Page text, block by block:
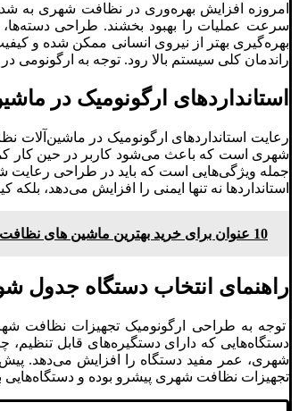
امروزه افزایش بهره‌وری در نظافت شهری به
سرعت عملیات را بهبود بخشند. طراحی
بهره‌گیری بهتر از نیروی انسانی ممکن شده و
راندمان کلی سیستم بالا رود. توجه به
استانداردهای ارگونومیک در
رعایت استانداردهای ارگونومیک در
شهری است که باعث می‌شود کاربر در حین کار
جمله ویژگی‌هایی است که باید در طراحی رعایت
استانداردها نه تنها ایمنی را افزایش می‌دهد،
10 عنوان برای خرید بهترین ماشین های نظافت شهری شهرداری و سازمان ها!
راهنمای انتخاب دستگاه جدول
توجه به طراحی ارگونومیک تجهیزات نظافت
دستگاه‌هایی که دارای دستگیره‌های قابل
شهری، عمر مفید دستگاه را افزایش می‌دهد. پیش
تجهیزات نظافت شهری پیشرو بوده و